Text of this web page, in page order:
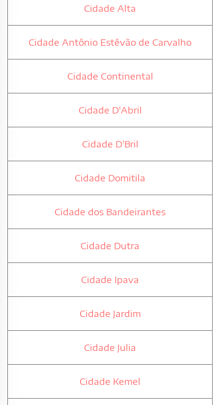
Cidade Alta
Cidade Antônio Estêvão de Carvalho
Cidade Continental
Cidade D'Abril
Cidade D'Bril
Cidade Domitila
Cidade dos Bandeirantes
Cidade Dutra
Cidade Ipava
Cidade Jardim
Cidade Julia
Cidade Kemel